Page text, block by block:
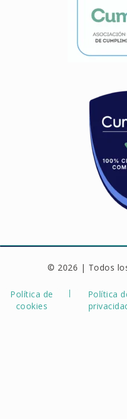
© 2026 | Todos
Política de
cookies
Política